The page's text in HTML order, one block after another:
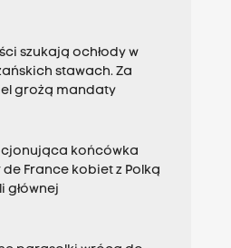
szukają ochłody w
stawach. Za
grożą mandaty
końcówka
de France kobiet z Polką
głównej